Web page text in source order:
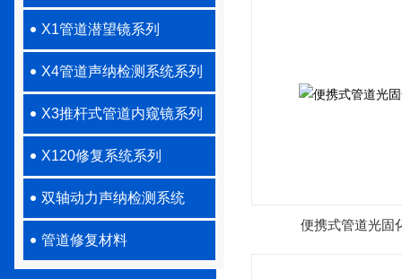
X1管道潜望镜系列
X4管道声纳检测系统系列
X3推杆式管道内窥镜系列
X120修复系统系列
双轴动力声纳检测系统
管道修复材料
便携式管道光固